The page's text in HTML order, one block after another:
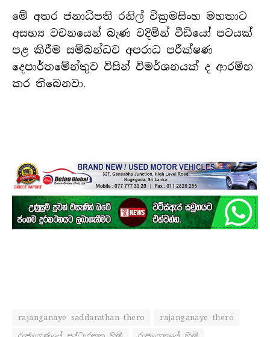
මේ අතර ජනාධිපති රනිල් වික්‍රමසිංහ මහතාට
අසභ්‍ය වචනයෙන් බැණ වදිමින් වීඩියෝ පටයක්
පළ කිරීම සම්බන්ධව අපරාධ පරීක්ෂණ
දෙපාර්තමේන්තුව විසින් විමර්ශනයක් ද ආරම්භ
කර තිබෙනවා.
rajanganaye saddarathan thero
rajanganaye thero